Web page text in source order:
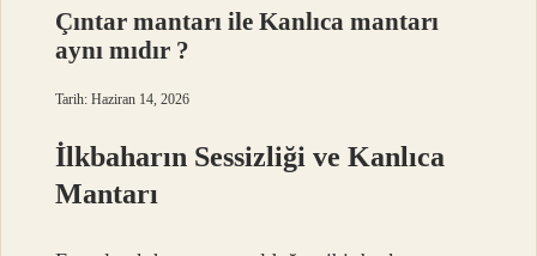
Çıntar mantarı ile Kanlıca mantarı
aynı mıdır ?
Tarih: Haziran 14, 2026
İlkbaharın Sessizliği ve Kanlıca
Mantarı